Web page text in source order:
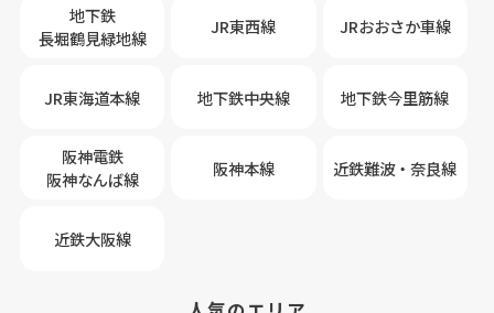
地下鉄
長堀鶴見緑地線
JR東西線 JRおおさか車線
JR東海道本線 地下鉄中央線 地下鉄今里筋線
阪神電鉄
阪神なんば線
阪神本線 近鉄難波・奈良線
近鉄大阪線